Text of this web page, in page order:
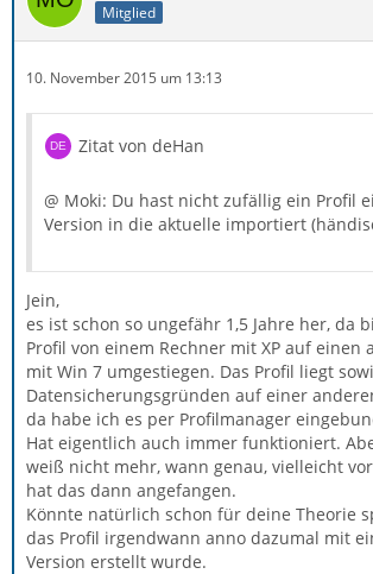
Mitglied
10. November 2015 um 13:13
Zitat von deHan
@ Moki: Du hast nicht zufällig ein Profil
Version in die aktuelle importiert
Jein,
es ist schon so ungefähr 1,5 Jahre her, da
Profil von einem Rechner mit XP auf einen
mit Win 7 umgestiegen. Das Profil liegt
Datensicherungsgründen auf einer
da habe ich es per Profilmanager
Hat eigentlich auch immer funktioniert.
weiß nicht mehr, wann genau, vielleicht
hat das dann angefangen.
Könnte natürlich schon für deine Theorie
das Profil irgendwann anno dazumal mit
Version erstellt wurde.